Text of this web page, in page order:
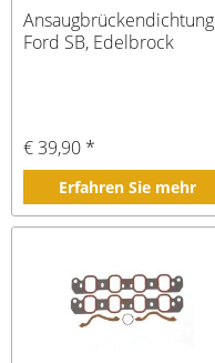
Ansaugbrückendichtung
Ford SB, Edelbrock
€ 39,90 *
Erfahren Sie mehr